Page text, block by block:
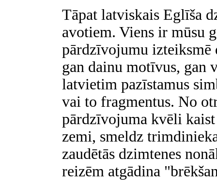
Tāpat latviskais Eglīša
avotiem. Viens ir mūsu
pārdzīvojumu
gan dainu motīvus, gan
latvietim pazīstamus
vai to fragmentus. No
pārdzīvojuma kvēli
zemi, smeldz
zaudētās dzimtenes
reizēm atgādina